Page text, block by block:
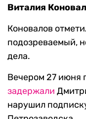
Виталия
Коновалов
подозреваемый,
дела.
Вечером 27 июня
задержали
нарушил